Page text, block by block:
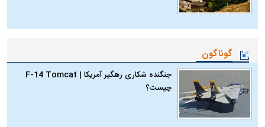
گوناگون
جنگنده شکاری رهگیر آمریکا | F-14 Tomcat
چیست؟